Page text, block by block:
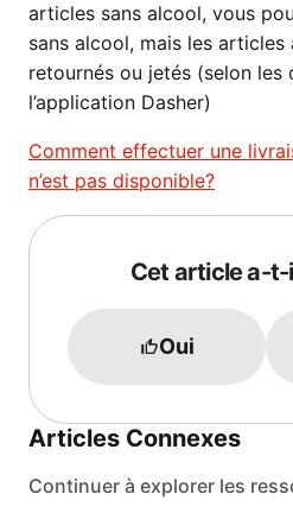
articles sans alcool, vous
sans alcool, mais les
retournés ou jetés (selon les
l’application Dasher)
Comment effectuer une
n’est pas disponible?
Cet article a-t-
Oui
Articles Connexes
Continuer à explorer les